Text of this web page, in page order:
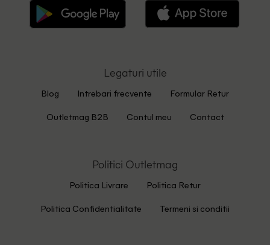
Legaturi utile
Blog Intrebari frecvente Formular Retur
Outletmag B2B Contul meu Contact
Politici Outletmag
Politica Livrare Politica Retur
Politica Confidentialitate Termeni si conditii